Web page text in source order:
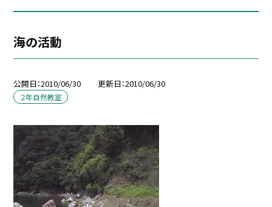
海の活動
公開日 2010/06/30 更新日 2010/06/30
２年自然教室